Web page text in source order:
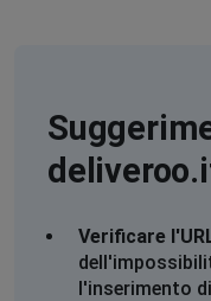
Non funziona ne
,• 1 anni ago
Non funziona ne
Verificare
l'inserimento